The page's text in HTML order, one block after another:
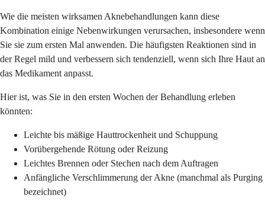
Wie die meisten wirksamen Aknebehandlungen kann diese
Kombination einige Nebenwirkungen verursachen, insbesondere wenn
Sie sie zum ersten Mal anwenden. Die häufigsten Reaktionen sind in
der Regel mild und verbessern sich tendenziell, wenn sich Ihre Haut an
das Medikament anpasst.
Hier ist, was Sie in den ersten Wochen der Behandlung erleben
könnten:
Leichte bis mäßige Hauttrockenheit und Schuppung
Vorübergehende Rötung oder Reizung
Leichtes Brennen oder Stechen nach dem Auftragen
Anfängliche Verschlimmerung der Akne (manchmal als Purging
bezeichnet)